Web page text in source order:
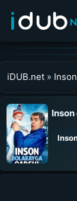
iDUB.net»